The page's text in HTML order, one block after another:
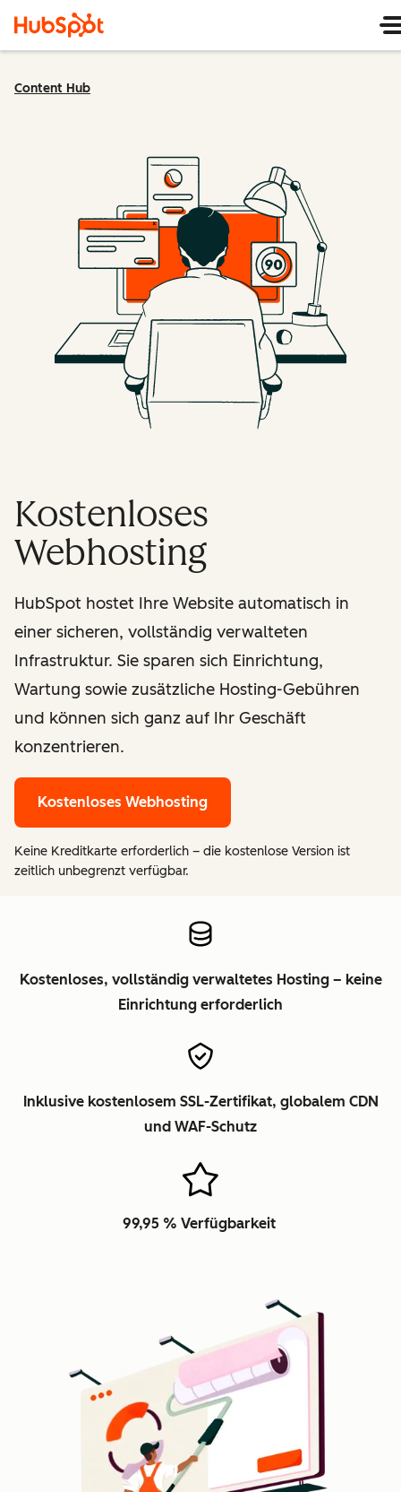
Content Hub
Kostenloses
Webhosting
HubSpot hostet Ihre Website automatisch in
einer sicheren, vollständig verwalteten
Infrastruktur. Sie sparen sich Einrichtung,
Wartung sowie zusätzliche Hosting-Gebühren
und können sich ganz auf Ihr Geschäft
konzentrieren.
Kostenloses Webhosting
Keine Kreditkarte erforderlich – die kostenlose Version ist
zeitlich unbegrenzt verfügbar.
Kostenloses, vollständig verwaltetes Hosting – keine
Einrichtung erforderlich
Inklusive kostenlosem SSL-Zertifikat, globalem CDN
und WAF-Schutz
99,95 % Verfügbarkeit